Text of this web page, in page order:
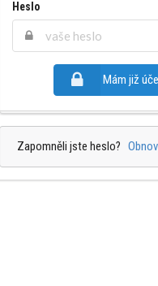
Heslo
Mám již
Zapomněli jste heslo?